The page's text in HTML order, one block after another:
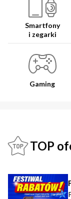
Smartfony
i zegarki
Gaming
TOP